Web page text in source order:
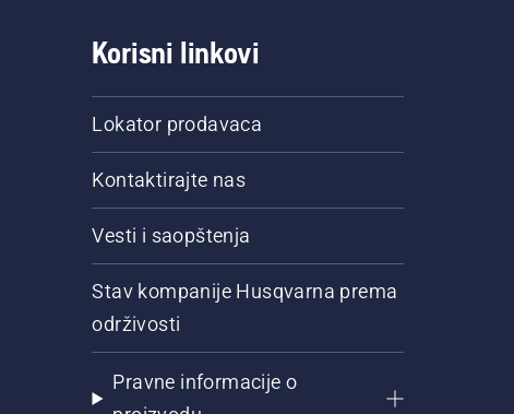
Korisni linkovi
Lokator prodavaca
Kontaktirajte nas
Vesti i saopštenja
Stav kompanije Husqvarna prema
održivosti
Pravne informacije o